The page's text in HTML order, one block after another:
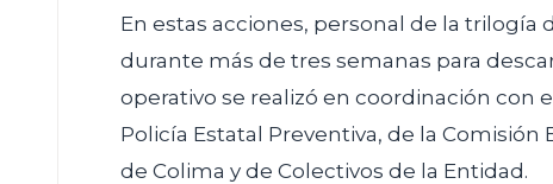
En estas acciones, personal de la
durante más de tres semanas para
operativo se realizó en coordinación con
Policía Estatal Preventiva, de la
de Colima y de Colectivos de la Entidad.